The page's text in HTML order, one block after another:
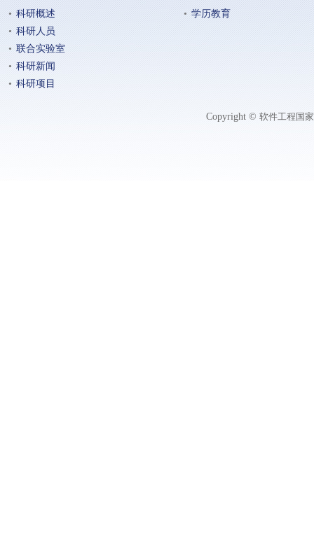
• 科研概述
• 科研人员
• 联合实验室
• 科研新闻
• 科研项目
• 学历教育
Copyright © 软件工程国